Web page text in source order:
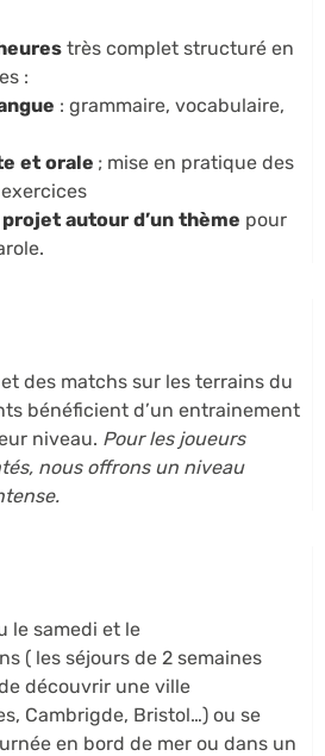
très complet structuré en
:
: grammaire, vocabulaire,
et orale ; mise en pratique des
autour d’un thème pour
des matchs sur les terrains du
bénéficient d’un entrainement
niveau. Pour les joueurs
nous offrons un niveau
le samedi et le
( les séjours de 2 semaines
découvrir une ville
Cambrigde, Bristol…) ou se
en bord de mer ou dans un